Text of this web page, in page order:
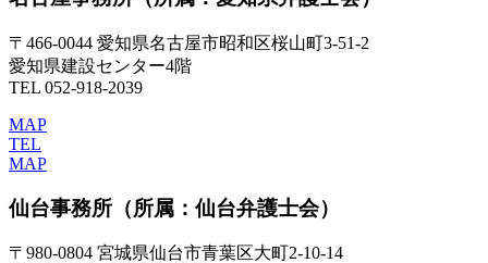
〒466-0044 愛知県名古屋市昭和区桜山町3-51-2
愛知県建設センター4階
TEL 052-918-2039
MAP
TEL
MAP
仙台事務所 （所属：仙台弁護士会）
〒980-0804 宮城県仙台市青葉区大町2-10-14